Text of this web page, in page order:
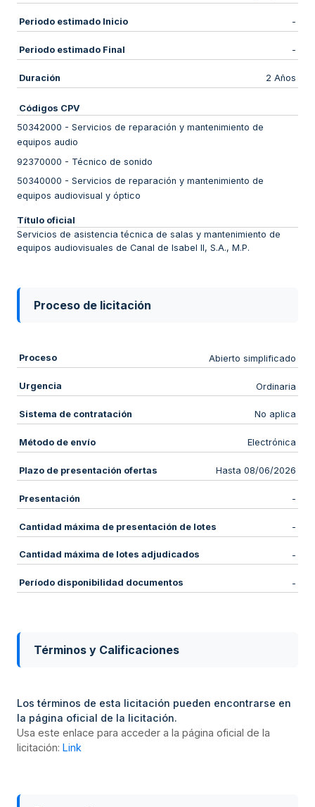
Periodo estimado Inicio -
Periodo estimado Final -
Duración 2 Años
Códigos CPV
50342000 - Servicios de reparación y mantenimiento de
equipos audio
92370000 - Técnico de sonido
50340000 - Servicios de reparación y mantenimiento de
equipos audiovisual y óptico
Título oficial
Servicios de asistencia técnica de salas y mantenimiento de
equipos audiovisuales de Canal de Isabel II, S.A., M.P.
Proceso de licitación
Proceso Abierto simplificado
Urgencia Ordinaria
Sistema de contratación No aplica
Método de envío Electrónica
Plazo de presentación ofertas Hasta 08/06/2026
Presentación -
Cantidad máxima de presentación de lotes -
Cantidad máxima de lotes adjudicados -
Período disponibilidad documentos -
Términos y Calificaciones
Los términos de esta licitación pueden encontrarse en
la página oficial de la licitación.
Usa este enlace para acceder a la página oficial de la
licitación: Link